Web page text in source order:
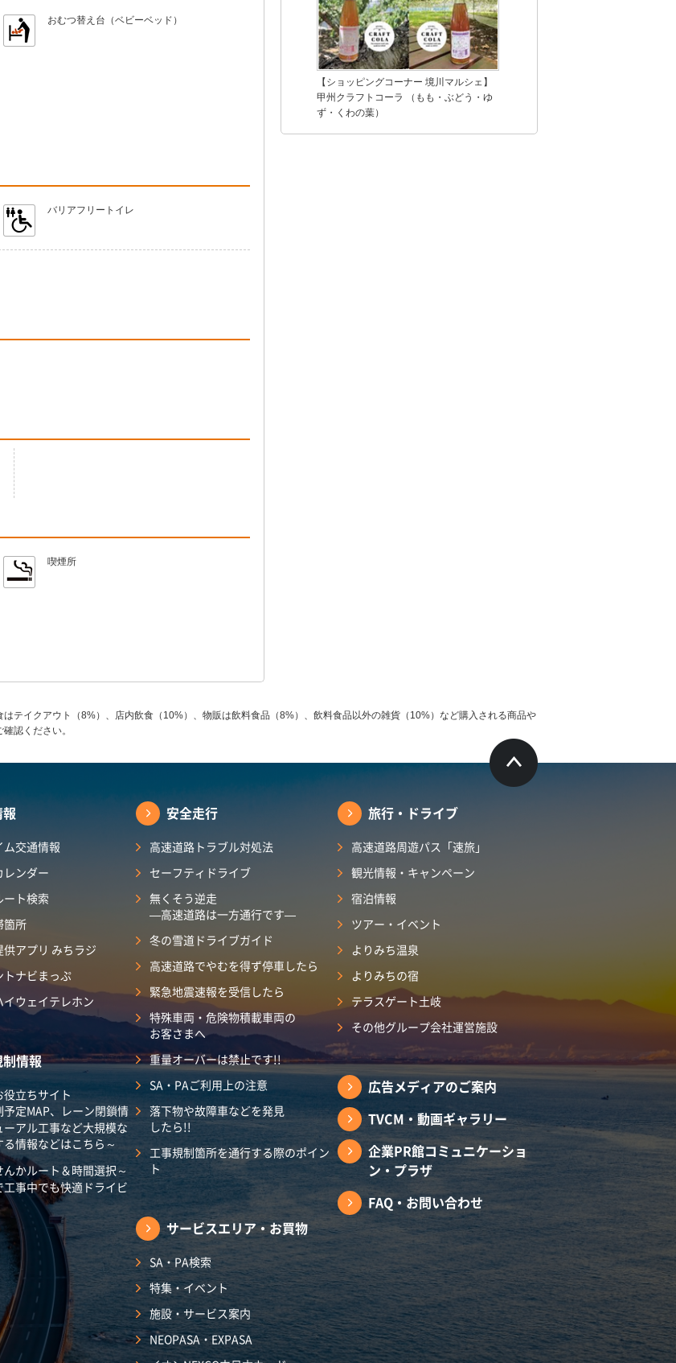
おむつ替え台（ベビーベッド）
バリアフリートイレ
喫煙所
【ショッピングコーナー 境川マルシェ】
甲州クラフトコーラ （もも・ぶどう・ゆ
ず・くわの葉）
テイクアウト（8%）、店内飲食（10%）、物販は飲料食品（8%）、飲料食品以外の雑貨（10%）など購入される商品や
認ください。
ム交通情報
レンダー
ート検索
箇所
アプリ みちラジ
トナビまっぷ
イウェイテレホン
情報
立ちサイト
予定MAP、レーン閉鎖情
アル工事など大規模な
情報などはこちら～
かルート＆時間選択～
事中でも快適ドライビ
安全走行
高速道路トラブル対処法
セーフティドライブ
無くそう逆走
―高速道路は一方通行です―
冬の雪道ドライブガイド
高速道路でやむを得ず停車したら
緊急地震速報を受信したら
特殊車両・危険物積載車両の
お客さまへ
重量オーバーは禁止です!!
SA・PAご利用上の注意
落下物や故障車などを発見
したら!!
工事規制箇所を通行する際のポイン
ト
サービスエリア・お買物
SA・PA検索
特集・イベント
施設・サービス案内
NEOPASA・EXPASA
旅行・ドライブ
高速道路周遊パス「速旅」
観光情報・キャンペーン
宿泊情報
ツアー・イベント
よりみち温泉
よりみちの宿
テラスゲート土岐
その他グループ会社運営施設
広告メディアのご案内
TVCM・動画ギャラリー
企業PR館コミュニケーショ
ン・プラザ
FAQ・お問い合わせ